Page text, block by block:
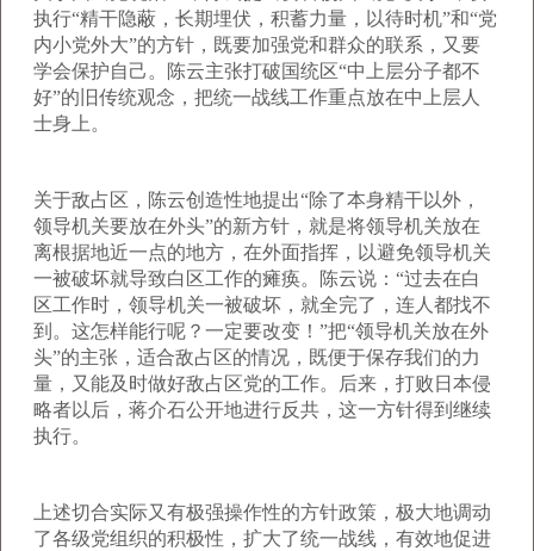
执行“精干隐蔽，长期埋伏，积蓄力量，以待时机”和“党
内小党外大”的方针，既要加强党和群众的联系，又要
学会保护自己。陈云主张打破国统区“中上层分子都不
好”的旧传统观念，把统一战线工作重点放在中上层人
士身上。
关于敌占区，陈云创造性地提出“除了本身精干以外，
领导机关要放在外头”的新方针，就是将领导机关放在
离根据地近一点的地方，在外面指挥，以避免领导机关
一被破坏就导致白区工作的瘫痪。陈云说：“过去在白
区工作时，领导机关一被破坏，就全完了，连人都找不
到。这怎样能行呢？一定要改变！”把“领导机关放在外
头”的主张，适合敌占区的情况，既便于保存我们的力
量，又能及时做好敌占区党的工作。后来，打败日本侵
略者以后，蒋介石公开地进行反共，这一方针得到继续
执行。
上述切合实际又有极强操作性的方针政策，极大地调动
了各级党组织的积极性，扩大了统一战线，有效地促进